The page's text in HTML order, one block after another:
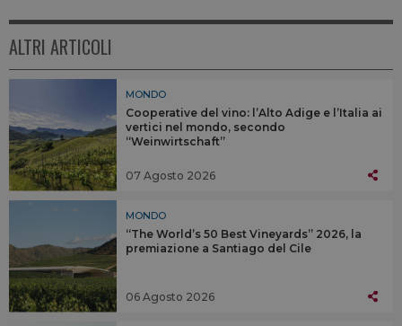
ALTRI ARTICOLI
MONDO
Cooperative del vino: l’Alto Adige e l’Italia ai
vertici nel mondo, secondo
“Weinwirtschaft”
07 Agosto 2026
MONDO
“The World’s 50 Best Vineyards” 2026, la
premiazione a Santiago del Cile
06 Agosto 2026